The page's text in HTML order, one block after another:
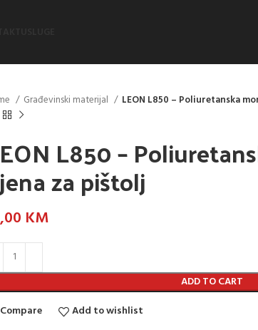
Građevinski materijal LEON L850 – Poliuretanska
L850 –
za pištolj
KM
ADD TO CART
Compare
Add to wishlist